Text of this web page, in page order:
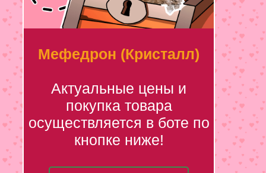
Мефедрон (Кристалл)
Актуальные цены и
покупка товара
осуществляется в боте по
кнопке ниже!